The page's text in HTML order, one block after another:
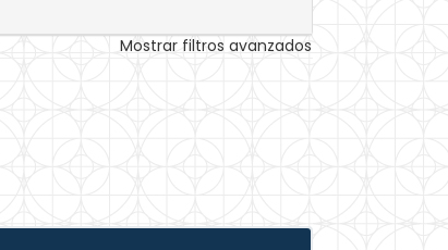
Mostrar filtros avanzados